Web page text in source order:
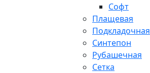
Софт
Плащевая
Подкладочная
Синтепон
Рубашечная
Сетка